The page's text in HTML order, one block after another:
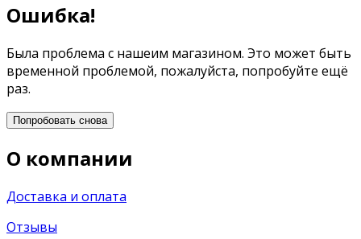
Ошибка!
Была проблема с нашеим магазином. Это может быть
временной проблемой, пожалуйста, попробуйте ещё
раз.
Попробовать снова
О компании
Доставка и оплата
Отзывы